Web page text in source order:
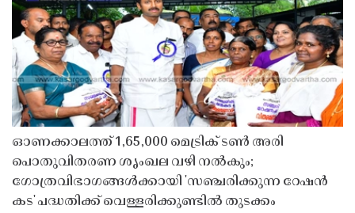
ഓണക്കാലത്ത് 1,65,000 മെട്രിക് ടൺ അരി
പൊതുവിതരണ ശൃംഖല വഴി നൽകും;
ഗോത്രവിഭാഗങ്ങൾക്കായി 'സഞ്ചരിക്കുന്ന റേഷൻ
കട' പദ്ധതിക്ക് വെള്ളരിക്കുണ്ടിൽ തുടക്കം